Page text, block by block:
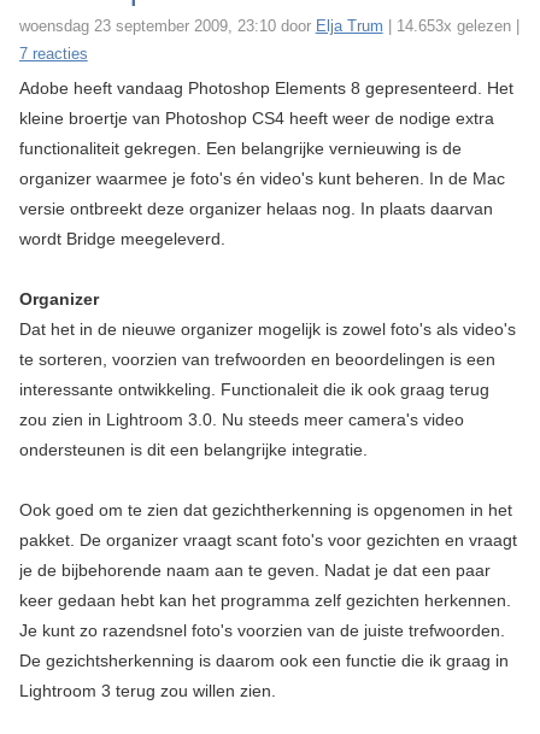
woensdag 23 september 2009, 23:10 door Elja Trum | 14.653x gelezen |
7 reacties
Adobe heeft vandaag Photoshop Elements 8 gepresenteerd. Het
kleine broertje van Photoshop CS4 heeft weer de nodige extra
functionaliteit gekregen. Een belangrijke vernieuwing is de
organizer waarmee je foto's én video's kunt beheren. In de Mac
versie ontbreekt deze organizer helaas nog. In plaats daarvan
wordt Bridge meegeleverd.
Organizer
Dat het in de nieuwe organizer mogelijk is zowel foto's als video's
te sorteren, voorzien van trefwoorden en beoordelingen is een
interessante ontwikkeling. Functionaleit die ik ook graag terug
zou zien in Lightroom 3.0. Nu steeds meer camera's video
ondersteunen is dit een belangrijke integratie.
Ook goed om te zien dat gezichtherkenning is opgenomen in het
pakket. De organizer vraagt scant foto's voor gezichten en vraagt
je de bijbehorende naam aan te geven. Nadat je dat een paar
keer gedaan hebt kan het programma zelf gezichten herkennen.
Je kunt zo razendsnel foto's voorzien van de juiste trefwoorden.
De gezichtsherkenning is daarom ook een functie die ik graag in
Lightroom 3 terug zou willen zien.